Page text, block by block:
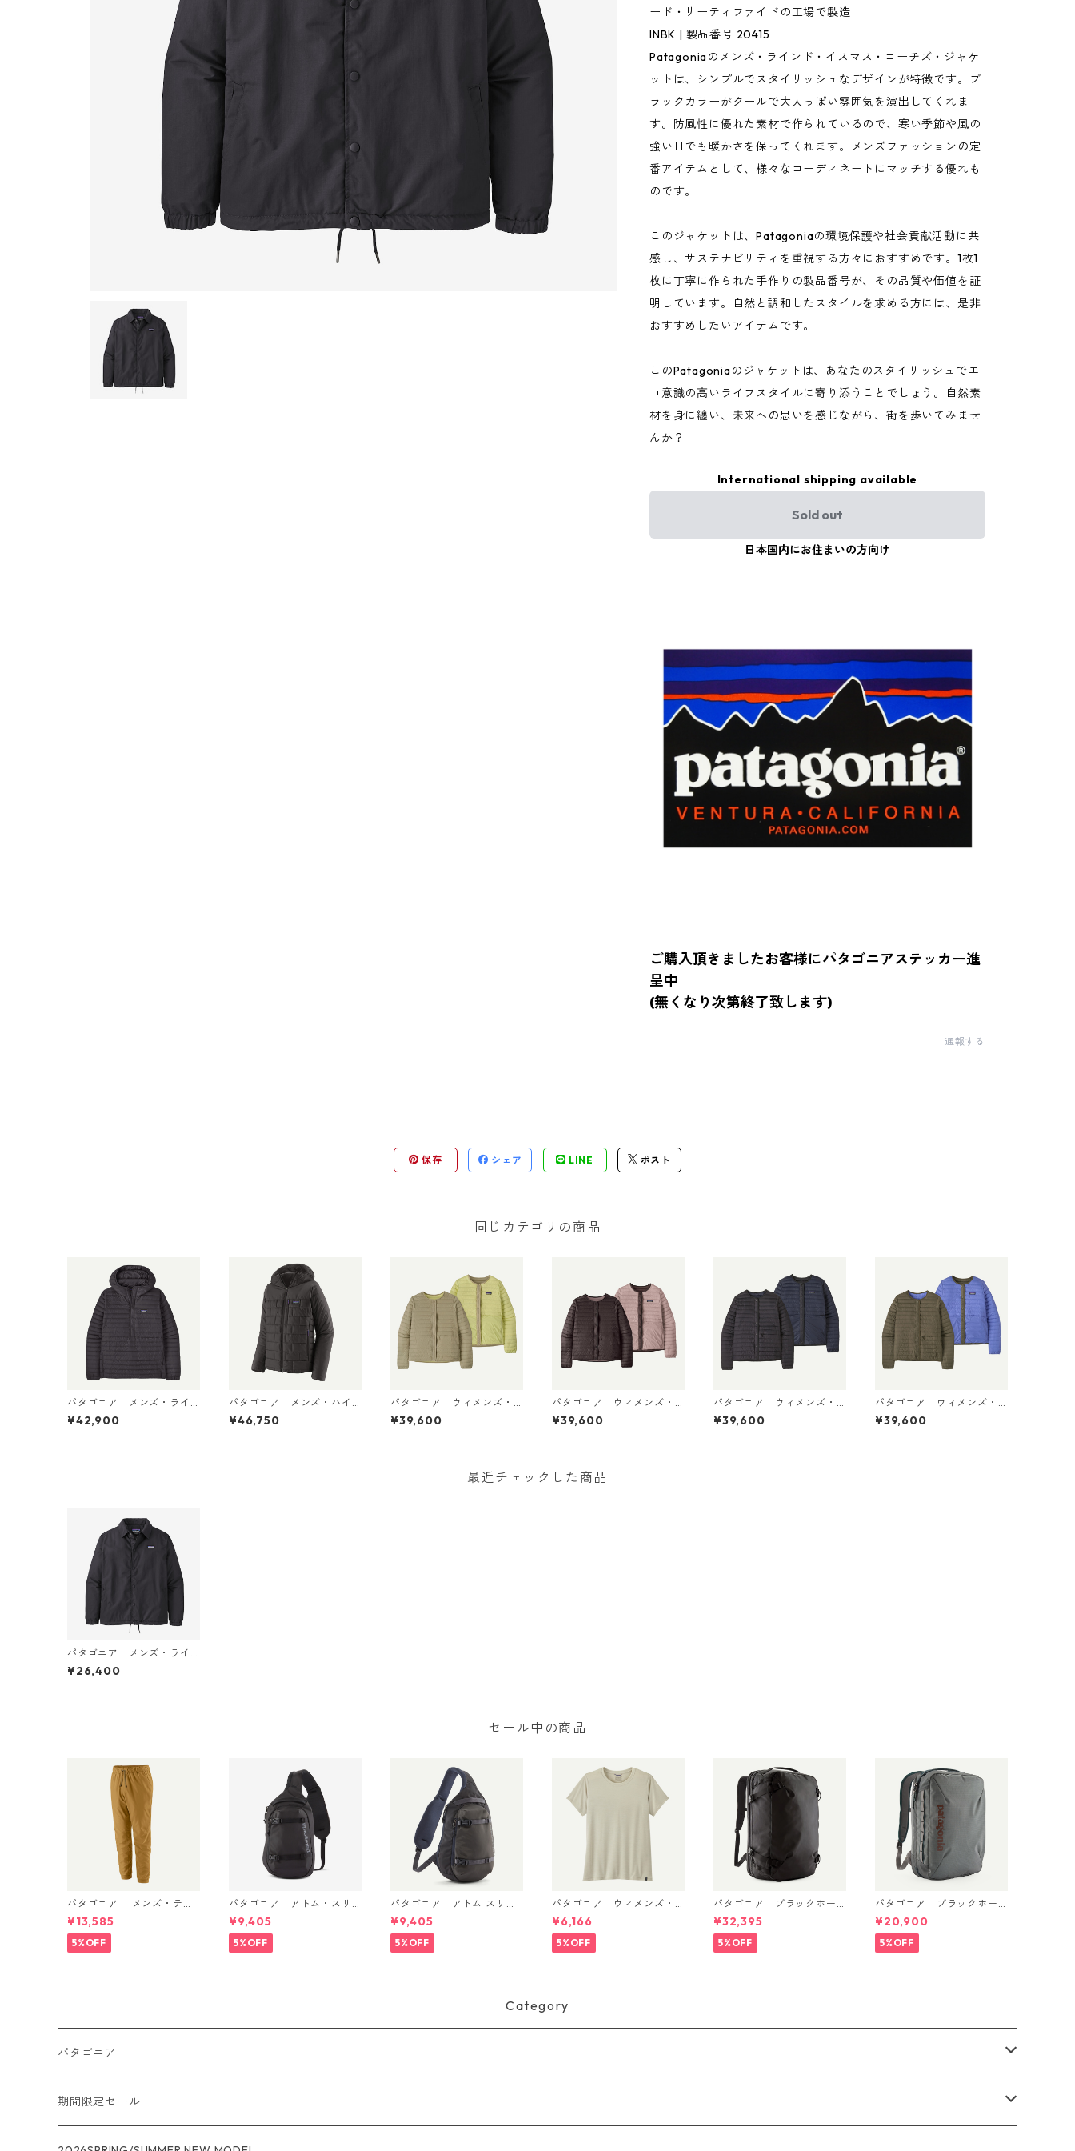
ード・サーティファイドの工場で製造
INBK | 製品番号 20415
Patagoniaのメンズ・ラインド・イスマス・コーチズ・ジャケ
ットは、シンプルでスタイリッシュなデザインが特徴です。ブ
ラックカラーがクールで大人っぽい雰囲気を演出してくれま
す。防風性に優れた素材で作られているので、寒い季節や風の
強い日でも暖かさを保ってくれます。メンズファッションの定
番アイテムとして、様々なコーディネートにマッチする優れも
のです。
このジャケットは、Patagoniaの環境保護や社会貢献活動に共
感し、サステナビリティを重視する方々におすすめです。1枚1
枚に丁寧に作られた手作りの製品番号が、その品質や価値を証
明しています。自然と調和したスタイルを求める方には、是非
おすすめしたいアイテムです。
このPatagoniaのジャケットは、あなたのスタイリッシュでエ
コ意識の高いライフスタイルに寄り添うことでしょう。自然素
材を身に纏い、未来への思いを感じながら、街を歩いてみませ
んか？
International shipping available
Sold out
日本国内にお住まいの方向け
ご購入頂きましたお客様にパタゴニアステッカー進
呈中
(無くなり次第終了致します)
通報する
保存 シェア LINE ポスト
同じカテゴリの商品
パタゴニア メンズ・ライ
トウェイト・ダウン・セー
ター・プルオーバー Black
¥42,900
パタゴニア メンズ・ハイ
ロフト・ナノ・パフ・フー
ディ Black 85395 日本正
¥46,750
パタゴニア ウィメンズ・
ライトウェイト・リバーシ
ブル・ダウン・セーター・
¥39,600
パタゴニア ウィメンズ・
ライトウェイト・リバーシ
ブル・ダウン・セーター・
¥39,600
パタゴニア ウィメンズ・
ライトウェイト・リバーシ
ブル・ダウン・セーター・
¥39,600
パタゴニア ウィメンズ・
ライトウェイト・リバーシ
ブル・ダウン・セーター・
¥39,600
最近チェックした商品
パタゴニア メンズ・ライ
ンド・イスマス・コーチ
ズ・ジャケット (カラー Bl
¥26,400
セール中の商品
パタゴニア メンズ・テル
ボンヌ・ジョガーズ (カラ
ー Bobcat Brown) Patagon
ia Men's Terrebonne Trail
Joggers 日本正規品 製品
¥13,585
5%OFF
パタゴニア アトム・スリ
ング 8L (カラー Black) Pat
agonia Atom Sling Bag 8L
日本正規品 製品番号 4826
2
¥9,405
5%OFF
パタゴニア アトム スリン
グ 8L Smolder Blue 48262
Patagonia Atom Sling Bag
8L 日本正規品
¥9,405
5%OFF
パタゴニア ウィメンズ・
キャプリーン・クール・デ
イリー・シャツ Dyno Whit
e 45226
¥6,166
5%OFF
パタゴニア ブラックホー
ル・MLC 45L Black w/Blac
k 49307 日本正規品
¥32,395
5%OFF
パタゴニア ブラックホー
ル・マイクロ・MLC 22L
(カラー Noble Grey) Patag
onia Black Hole® Micro ML
C® Backpack 22L 日本正規
¥20,900
5%OFF
Category
パタゴニア
メンズ
R1
期間限定セール